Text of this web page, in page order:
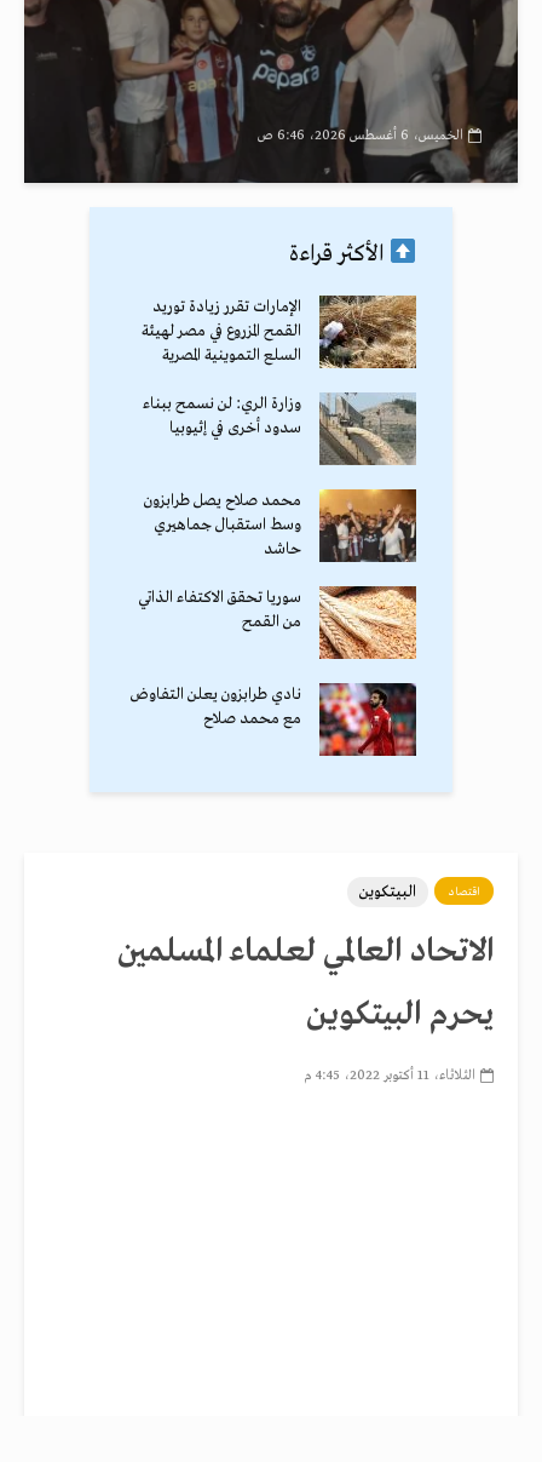
الخميس، 6 أغسطس 2026، 6:46 ص
الأكثر قراءة
الإمارات تقرر زيادة توريد
القمح المزروع في مصر لهيئة
السلع التموينية المصرية
وزارة الري: لن نسمح ببناء
سدود أخرى في إثيوبيا
محمد صلاح يصل طرابزون
وسط استقبال جماهيري
حاشد
سوريا تحقق الاكتفاء الذاتي
من القمح
نادي طرابزون يعلن التفاوض
مع محمد صلاح
اقتصاد البيتكوين
الاتحاد العالمي لعلماء المسلمين
يحرم البيتكوين
الثلاثاء، 11 أكتوبر 2022، 4:45 م